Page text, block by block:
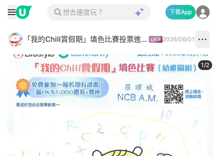
下載App
「我的Chill賞假期」填色比賽投票進行中✅ 2026/06/01
1/2